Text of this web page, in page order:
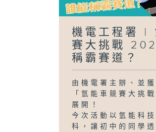
機電工程署 |
賽大挑戰
稱霸賽道？
由機電署主辦、並
「氫能車競賽大挑
展開！
今次活動以氫能科
科，讓初中的同學